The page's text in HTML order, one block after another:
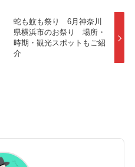
蛇も蚊も祭り 6月神奈川
県横浜市のお祭り 場所・
時期・観光スポットもご紹
介